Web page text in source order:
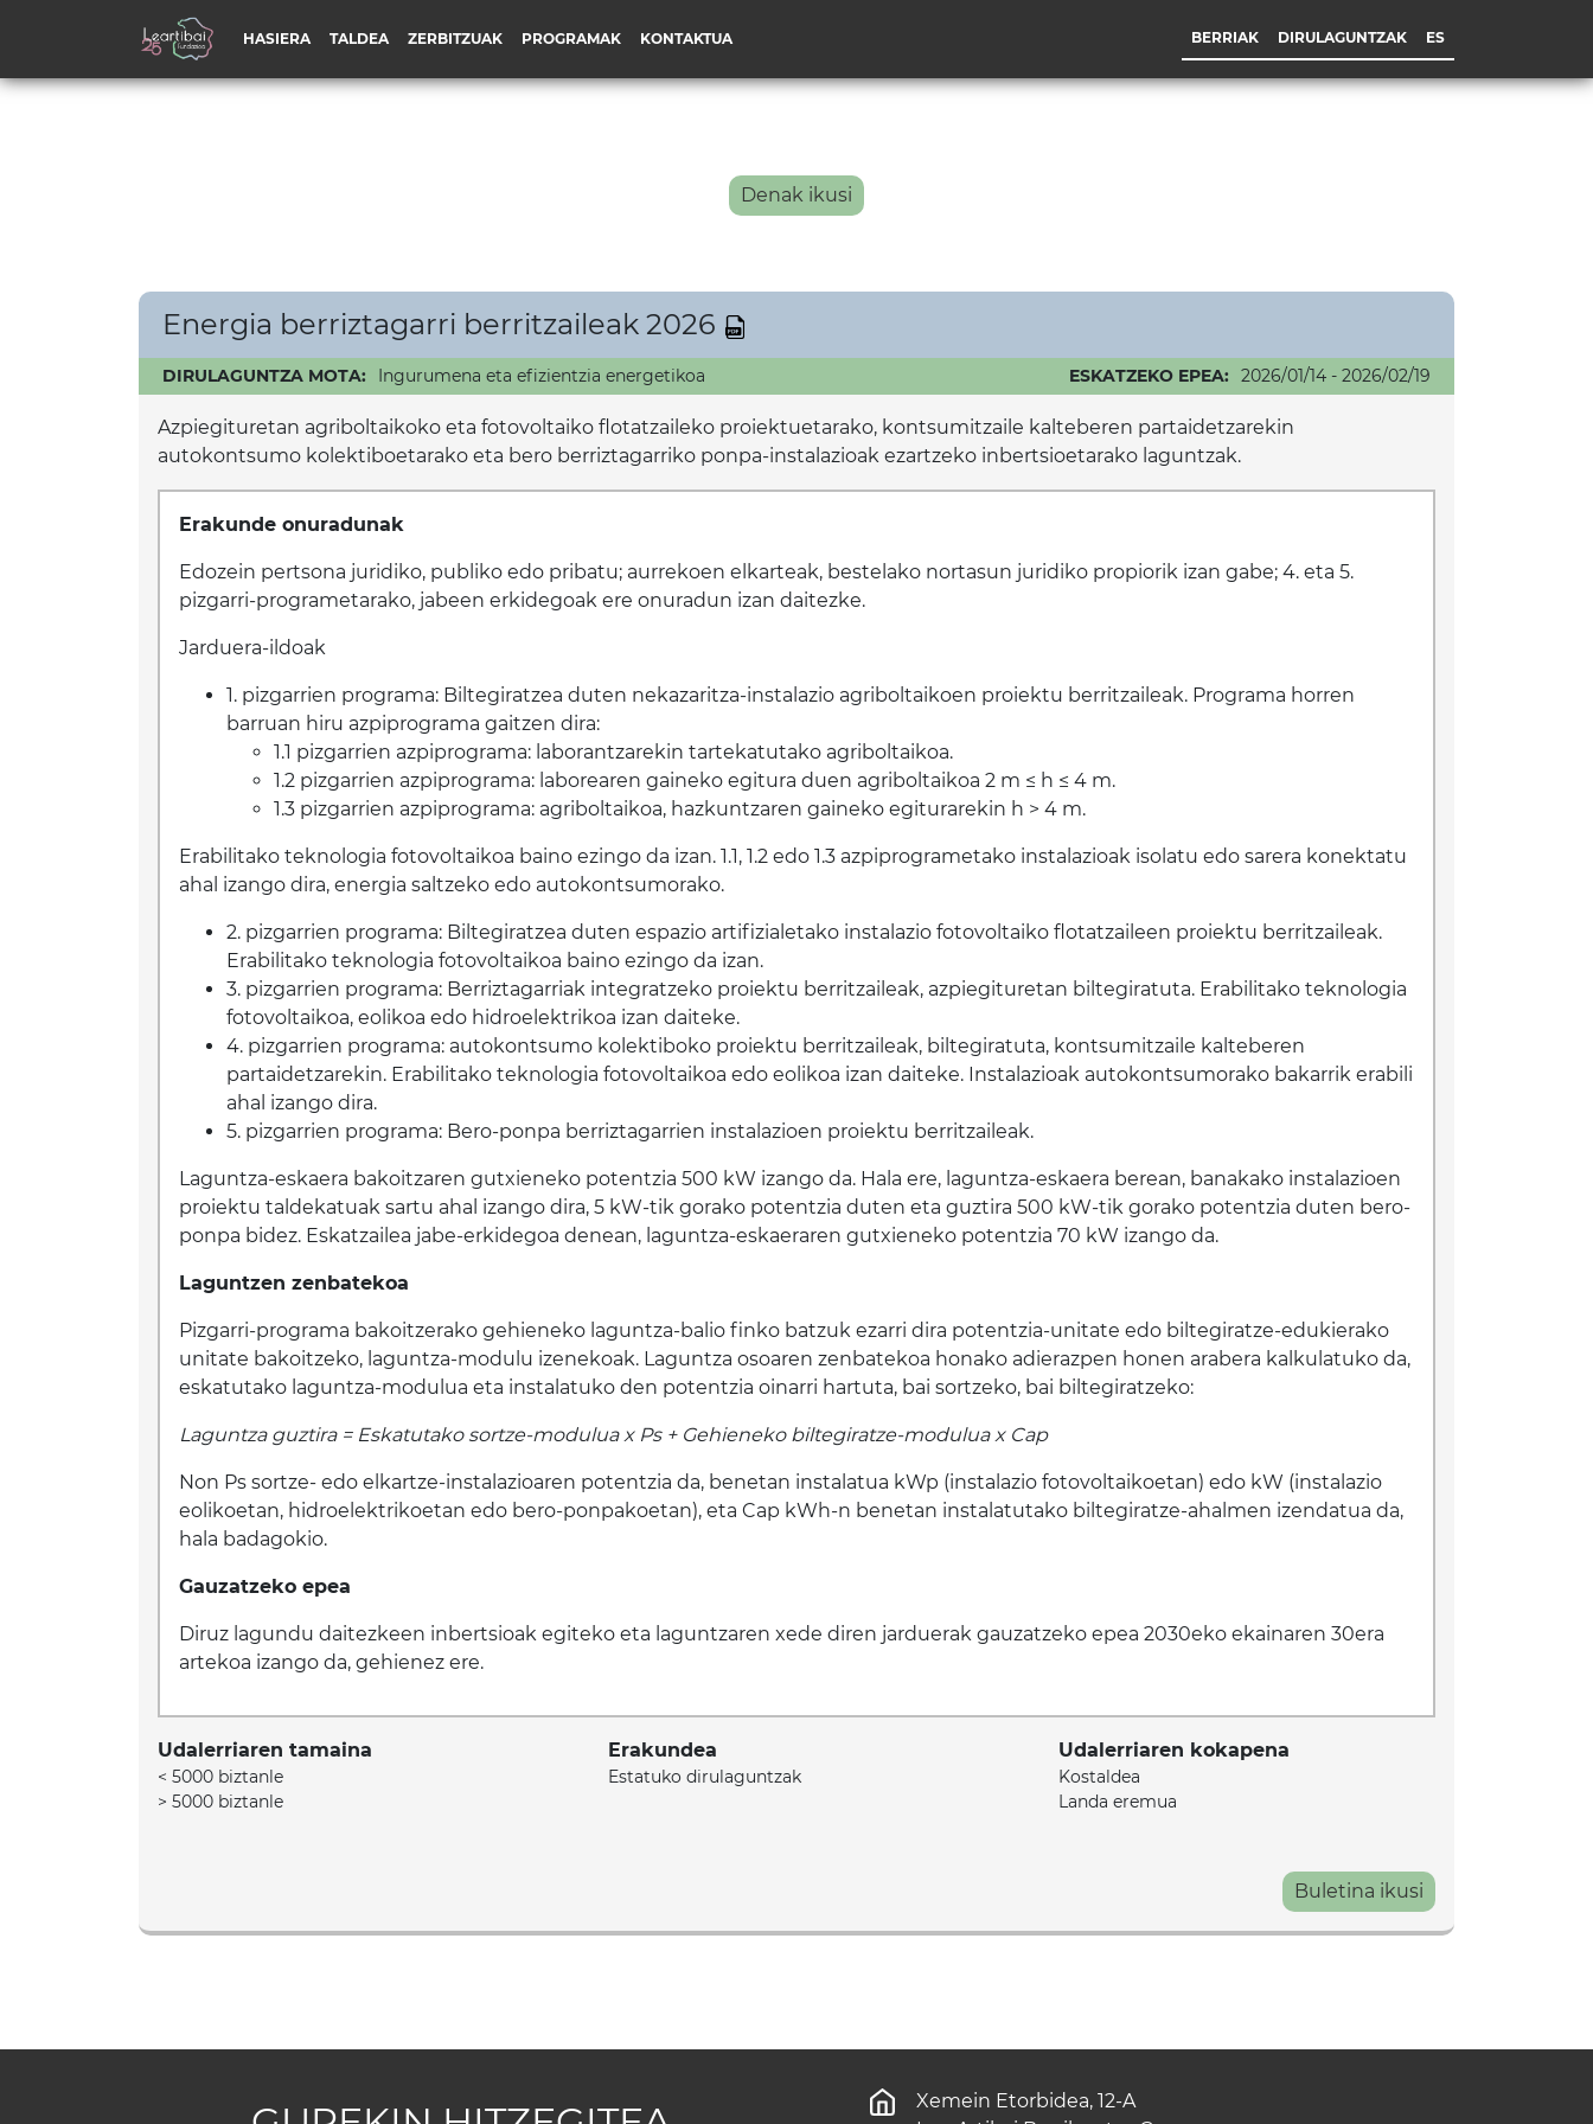
HASIERA TALDEA ZERBITZUAK PROGRAMAK KONTAKTUA BERRIAK DIRULAGUNTZAK ES
Denak ikusi
Energia berriztagarri berritzaileak 2026
DIRULAGUNTZA MOTA: Ingurumena eta efizientzia energetikoa ESKATZEKO EPEA: 2026/01/14 - 2026/02/19
Azpiegituretan agriboltaikoko eta fotovoltaiko flotatzaileko proiektuetarako, kontsumitzaile kalteberen partaidetzarekin
autokontsumo kolektiboetarako eta bero berriztagarriko ponpa-instalazioak ezartzeko inbertsioetarako laguntzak.
Erakunde onuradunak
Edozein pertsona juridiko, publiko edo pribatu; aurrekoen elkarteak, bestelako nortasun juridiko propiorik izan gabe; 4. eta 5.
pizgarri-programetarako, jabeen erkidegoak ere onuradun izan daitezke.
Jarduera-ildoak
1. pizgarrien programa: Biltegiratzea duten nekazaritza-instalazio agriboltaikoen proiektu berritzaileak. Programa horren
barruan hiru azpiprograma gaitzen dira:
1.1 pizgarrien azpiprograma: laborantzarekin tartekatutako agriboltaikoa.
1.2 pizgarrien azpiprograma: laborearen gaineko egitura duen agriboltaikoa 2 m ≤ h ≤ 4 m.
1.3 pizgarrien azpiprograma: agriboltaikoa, hazkuntzaren gaineko egiturarekin h > 4 m.
Erabilitako teknologia fotovoltaikoa baino ezingo da izan. 1.1, 1.2 edo 1.3 azpiprogrametako instalazioak isolatu edo sarera konektatu
ahal izango dira, energia saltzeko edo autokontsumorako.
2. pizgarrien programa: Biltegiratzea duten espazio artifizialetako instalazio fotovoltaiko flotatzaileen proiektu berritzaileak.
Erabilitako teknologia fotovoltaikoa baino ezingo da izan.
3. pizgarrien programa: Berriztagarriak integratzeko proiektu berritzaileak, azpiegituretan biltegiratuta. Erabilitako teknologia
fotovoltaikoa, eolikoa edo hidroelektrikoa izan daiteke.
4. pizgarrien programa: autokontsumo kolektiboko proiektu berritzaileak, biltegiratuta, kontsumitzaile kalteberen
partaidetzarekin. Erabilitako teknologia fotovoltaikoa edo eolikoa izan daiteke. Instalazioak autokontsumorako bakarrik erabili
ahal izango dira.
5. pizgarrien programa: Bero-ponpa berriztagarrien instalazioen proiektu berritzaileak.
Laguntza-eskaera bakoitzaren gutxieneko potentzia 500 kW izango da. Hala ere, laguntza-eskaera berean, banakako instalazioen
proiektu taldekatuak sartu ahal izango dira, 5 kW-tik gorako potentzia duten eta guztira 500 kW-tik gorako potentzia duten bero-
ponpa bidez. Eskatzailea jabe-erkidegoa denean, laguntza-eskaeraren gutxieneko potentzia 70 kW izango da.
Laguntzen zenbatekoa
Pizgarri-programa bakoitzerako gehieneko laguntza-balio finko batzuk ezarri dira potentzia-unitate edo biltegiratze-edukierako
unitate bakoitzeko, laguntza-modulu izenekoak. Laguntza osoaren zenbatekoa honako adierazpen honen arabera kalkulatuko da,
eskatutako laguntza-modulua eta instalatuko den potentzia oinarri hartuta, bai sortzeko, bai biltegiratzeko:
Laguntza guztira = Eskatutako sortze-modulua x Ps + Gehieneko biltegiratze-modulua x Cap
Non Ps sortze- edo elkartze-instalazioaren potentzia da, benetan instalatua kWp (instalazio fotovoltaikoetan) edo kW (instalazio
eolikoetan, hidroelektrikoetan edo bero-ponpakoetan), eta Cap kWh-n benetan instalatutako biltegiratze-ahalmen izendatua da,
hala badagokio.
Gauzatzeko epea
Diruz lagundu daitezkeen inbertsioak egiteko eta laguntzaren xede diren jarduerak gauzatzeko epea 2030eko ekainaren 30era
artekoa izango da, gehienez ere.
Udalerriaren tamaina
< 5000 biztanle
> 5000 biztanle
Erakundea
Estatuko dirulaguntzak
Udalerriaren kokapena
Kostaldea
Landa eremua
Buletina ikusi
Xemein Etorbidea, 12-A